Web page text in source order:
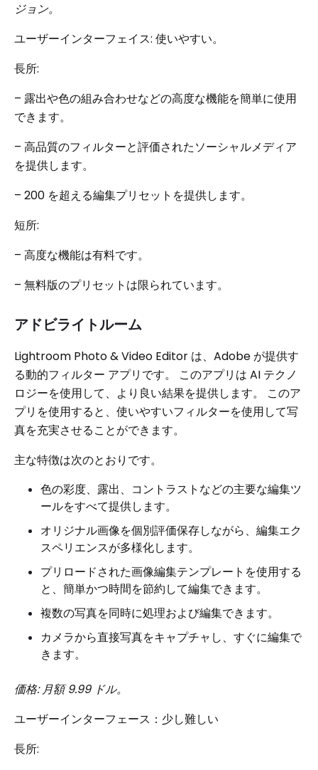
ジョン。
ユーザーインターフェイス: 使いやすい。
長所:
– 露出や色の組み合わせなどの高度な機能を簡単に使用
できます。
– 高品質のフィルターと評価されたソーシャルメディア
を提供します。
– 200 を超える編集プリセットを提供します。
短所:
– 高度な機能は有料です。
– 無料版のプリセットは限られています。
アドビライトルーム
Lightroom Photo & Video Editor は、Adobe が提供す
る動的フィルター アプリです。 このアプリは AI テクノ
ロジーを使用して、より良い結果を提供します。 このア
プリを使用すると、使いやすいフィルターを使用して写
真を充実させることができます。
主な特徴は次のとおりです。
色の彩度、露出、コントラストなどの主要な編集ツ
ールをすべて提供します。
オリジナル画像を個別評価保存しながら、編集エク
スペリエンスが多様化します。
プリロードされた画像編集テンプレートを使用する
と、簡単かつ時間を節約して編集できます。
複数の写真を同時に処理および編集できます。
カメラから直接写真をキャプチャし、すぐに編集で
きます。
価格: 月額 9.99 ドル。
ユーザーインターフェース：少し難しい
長所: